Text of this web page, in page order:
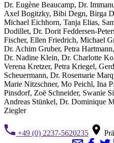
Dr. Eugène Beaucamp, Dr.
Axel Bogitzky, Bibi Degn, Birga
Michael Eichhorn, Tanja Elias,
Dodillet, Dr. Dorit Feddersen-
Fischer, Ellen Friedrich, Michael
Dr. Achim Gruber, Petra
Dr. Nadine Klein, Dr. Charlotte
Verena Kretzer, Petra Kriegel,
Scheuermann, Dr. Rosemarie
Marie Nitzschner, Mo Peichl, Ina
Pinsdorf, Zoë Schneider, Swanie
Andreas Stünkel, Dr. Dominique
Ziegler
+49 (0) 2237-5620235